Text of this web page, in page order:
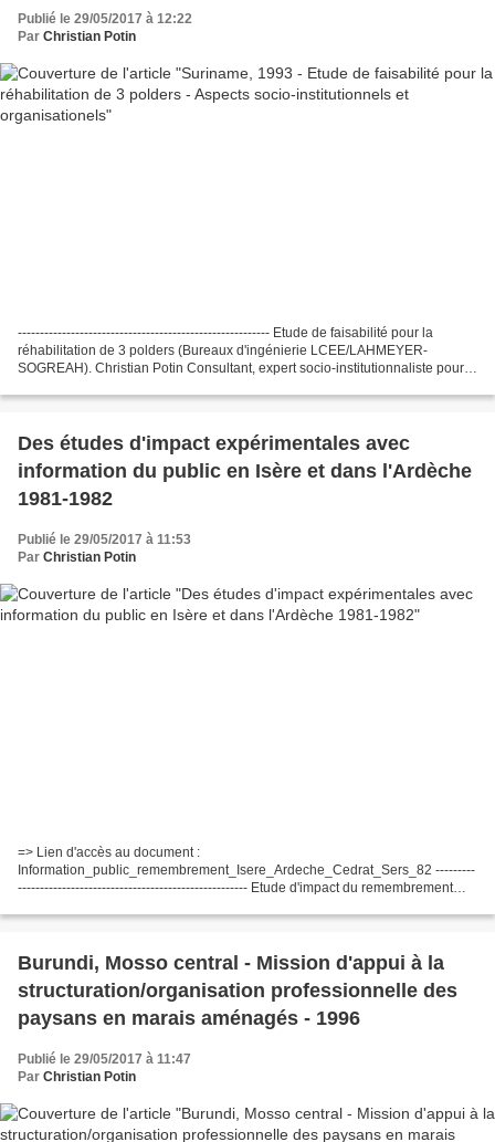
Publié le 29/05/2017 à 12:22
Par Christian Potin
--------------------------------------------------------- Etude de faisabilité pour la
réhabilitation de 3 polders (Bureaux d'ingénierie LCEE/LAHMEYER-
SOGREAH). Christian Potin Consultant, expert socio-institutionnaliste pour
Des études d'impact expérimentales avec
information du public en Isère et dans l'Ardèche
1981-1982
Publié le 29/05/2017 à 11:53
Par Christian Potin
=> Lien d'accès au document :
Information_public_remembrement_Isere_Ardeche_Cedrat_Sers_82 ---------
---------------------------------------------------- Etude d'impact du remembrement
Burundi, Mosso central - Mission d'appui à la
structuration/organisation professionnelle des
paysans en marais aménagés - 1996
Publié le 29/05/2017 à 11:47
Par Christian Potin